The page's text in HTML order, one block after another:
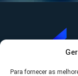
Para fornecer as